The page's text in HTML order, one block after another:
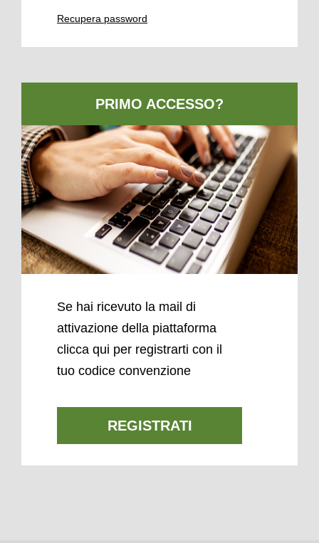
Recupera password
Se hai ricevuto la mail di
attivazione della piattaforma
clicca qui per registrarti con il
tuo codice convenzione
REGISTRATI